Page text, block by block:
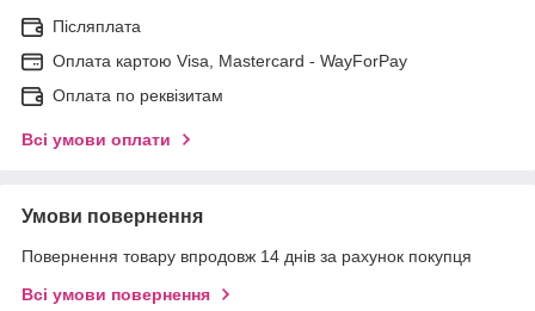
Післяплата
Оплата картою Visa, Mastercard - WayForPay
Оплата по реквізитам
Всі умови оплати
Умови повернення
Повернення товару впродовж 14 днів за рахунок покупця
Всі умови повернення